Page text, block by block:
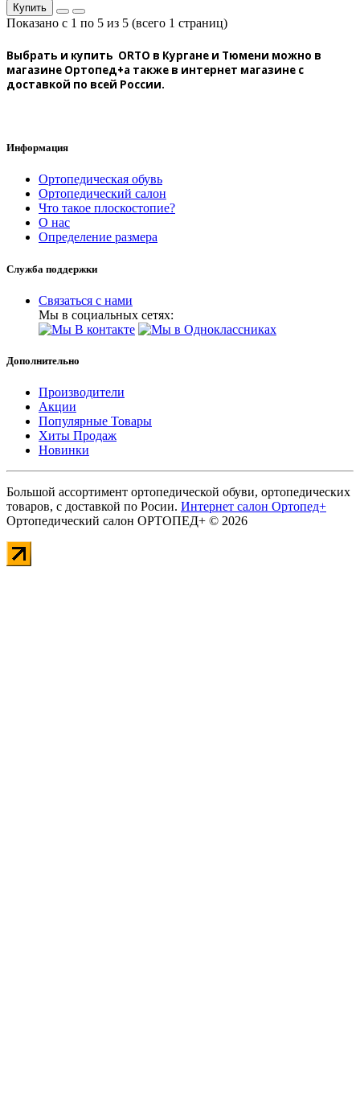
Купить
Показано с 1 по 5 из 5 (всего 1 страниц)
Выбрать и купить ORTO в Кургане и Тюмени можно в
магазине Ортопед+а также в интернет магазине с
доставкой по всей России.
Информация
Ортопедическая обувь
Ортопедический салон
Что такое плоскостопие?
О нас
Определение размера
Служба поддержки
Связаться с нами
Мы в социальных сетях:
Дополнительно
Производители
Акции
Популярные Товары
Хиты Продаж
Новинки
Большой ассортимент ортопедической обуви, ортопедических
товаров, с доставкой по Росии. Интернет салон Ортопед+
Ортопедический салон ОРТОПЕД+ © 2026